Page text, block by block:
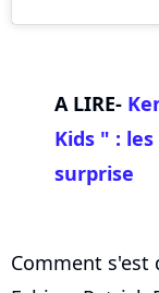
A LIRE-
Kids " :
surprise
Comment s'est